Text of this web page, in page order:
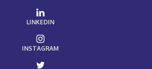
LINKEDIN
INSTAGRAM